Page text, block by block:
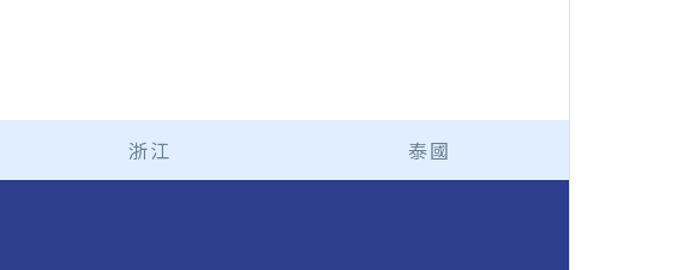
浙江 泰國